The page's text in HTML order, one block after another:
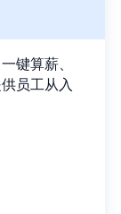
键算薪、
员工从入